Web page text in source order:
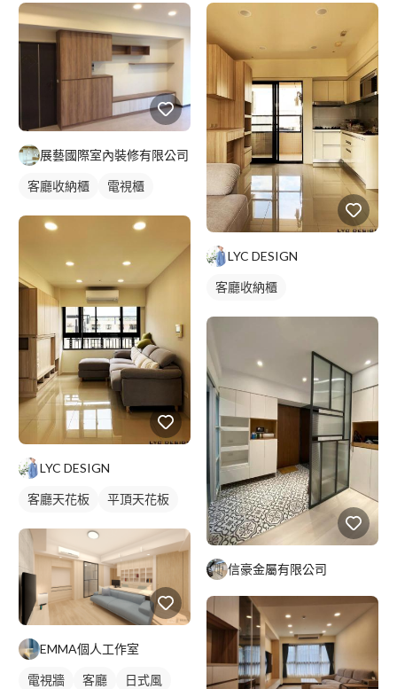
展藝國際室內裝修有限公司
客廳收納櫃 電視櫃
LYC DESIGN
客廳天花板 平頂天花板
EMMA個人工作室
電視牆 客廳 日式風
LYC DESIGN
客廳收納櫃
信豪金屬有限公司